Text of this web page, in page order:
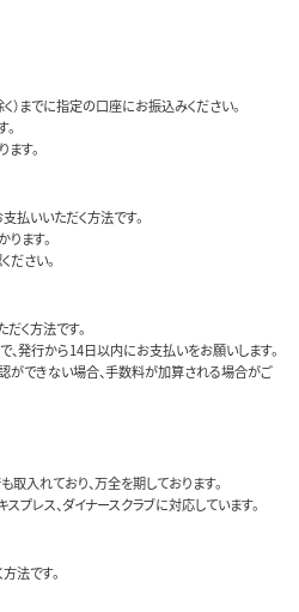
までに指定の口座にお振込みください。
す。
いいただく方法です。
ます。
さい。
く方法です。
発行から14日以内にお支払いをお願いします。
ができない場合、手数料が加算される場合がご
入れており、万全を期しております。
スプレス、ダイナースクラブに対応しています。
法です。